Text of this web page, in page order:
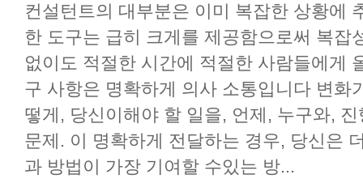
컨설턴트의 대부분은 이미 복잡한 상황에
한 도구는 급히 크게를 제공함으로써 복잡
없이도 적절한 시간에 적절한 사람들에게
구 사항은 명확하게 의사 소통입니다 변화
떻게, 당신이해야 할 일을, 언제, 누구와,
문제. 이 명확하게 전달하는 경우, 당신은
과 방법이 가장 기여할 수있는 방...